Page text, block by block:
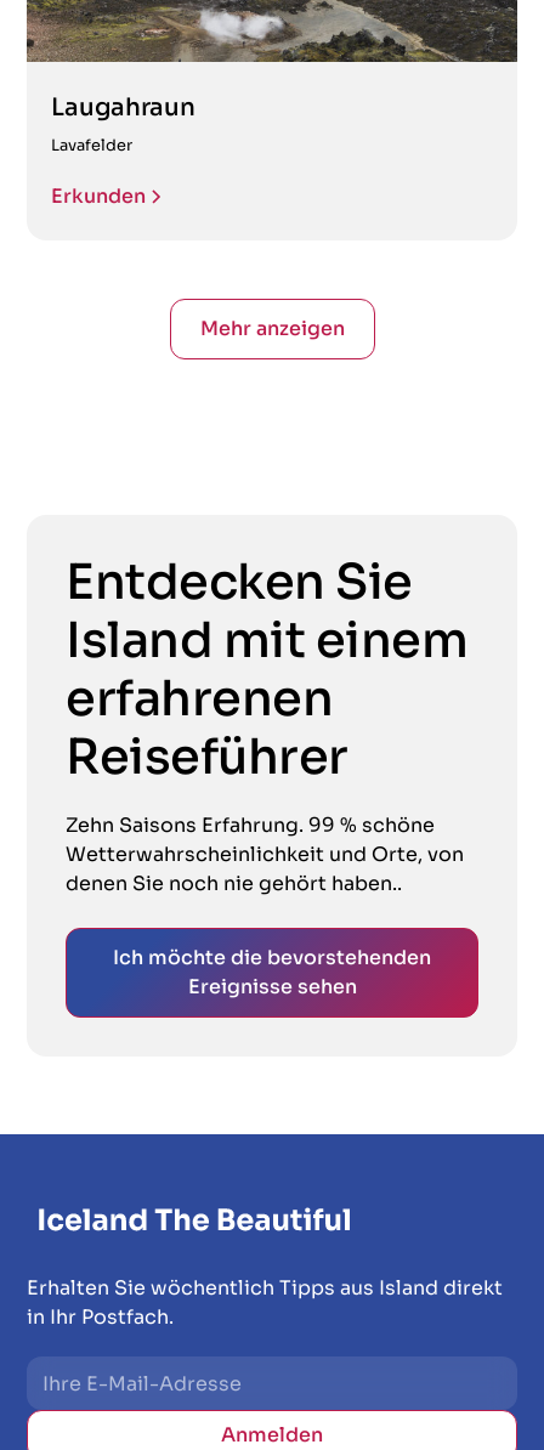
Laugahraun
Lavafelder
Erkunden
Mehr anzeigen
Entdecken Sie
Island mit einem
erfahrenen
Reiseführer
Zehn Saisons Erfahrung. 99 % schöne
Wetterwahrscheinlichkeit und Orte, von
denen Sie noch nie gehört haben..
Ich möchte die bevorstehenden
Ereignisse sehen
Erhalten Sie wöchentlich Tipps aus Island direkt
in Ihr Postfach.